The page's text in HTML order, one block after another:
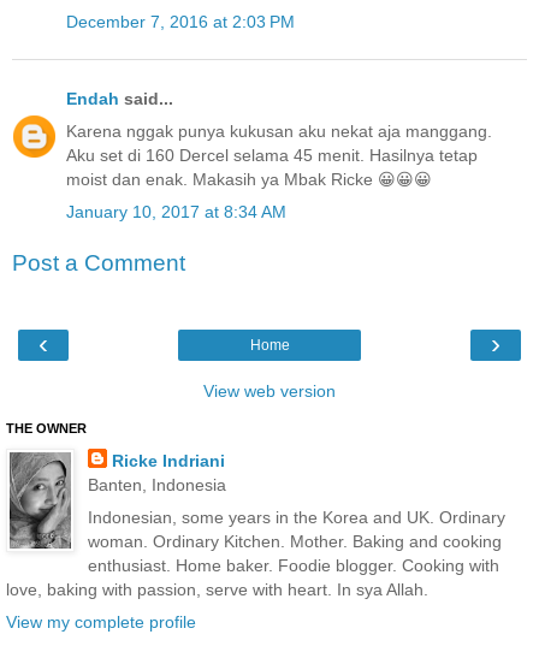
December 7, 2016 at 2:03 PM
Endah said...
Karena nggak punya kukusan aku nekat aja manggang.
Aku set di 160 Dercel selama 45 menit. Hasilnya tetap
moist dan enak. Makasih ya Mbak Ricke 😀😀😀
January 10, 2017 at 8:34 AM
Post a Comment
‹ ›
Home
View web version
THE OWNER
Ricke Indriani
Banten, Indonesia
Indonesian, some years in the Korea and UK. Ordinary
woman. Ordinary Kitchen. Mother. Baking and cooking
enthusiast. Home baker. Foodie blogger. Cooking with
love, baking with passion, serve with heart. In sya Allah.
View my complete profile